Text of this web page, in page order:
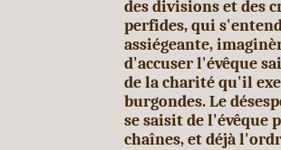
des divisions et des
perfides, qui
assiégeante,
d'accuser l'évêque
de la charité qu'il
burgondes. Le
se saisit de l'évêque
chaînes, et déjà